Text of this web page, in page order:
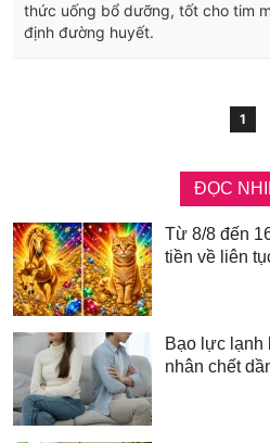
thức uống bổ dưỡng, tốt cho tim
định đường huyết.
1
ĐỌC
Từ 8/8 đến
tiền về liên
Bạo lực lạnh
nhân chết